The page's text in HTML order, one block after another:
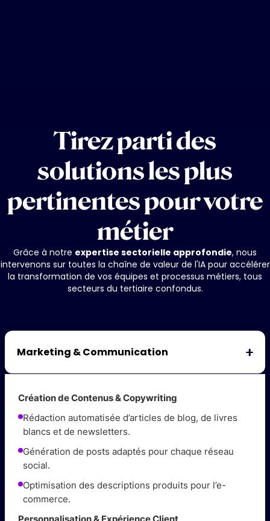
Tirez parti des
solutions les plus
pertinentes pour votre
métier
Grâce à notre expertise sectorielle approfondie, nous
intervenons sur toutes la chaîne de valeur de l'IA pour accélérer
la transformation de vos équipes et processus métiers, tous
secteurs du tertiaire confondus.
Marketing & Communication
Création de Contenus & Copywriting
Rédaction automatisée d’articles de blog, de livres
blancs et de newsletters.
Génération de posts adaptés pour chaque réseau
social.
Optimisation des descriptions produits pour l’e-
commerce.